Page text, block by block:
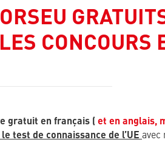
CONCOURS
gratuit en français ( et en anglais,
test de connaissance de l’UE avec